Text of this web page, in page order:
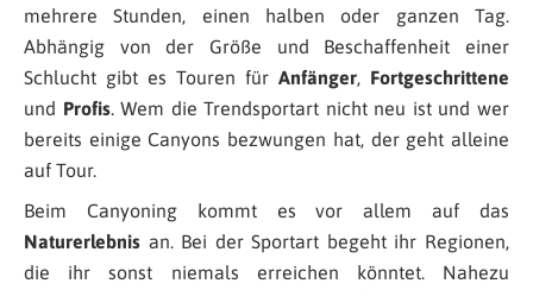
mehrere Stunden, einen halben oder ganzen Tag.
Abhängig von der Größe und Beschaffenheit einer
Schlucht gibt es Touren für Anfänger, Fortgeschrittene
und Profis. Wem die Trendsportart nicht neu ist und wer
bereits einige Canyons bezwungen hat, der geht alleine
auf Tour.
Beim Canyoning kommt es vor allem auf das
Naturerlebnis an. Bei der Sportart begeht ihr Regionen,
die ihr sonst niemals erreichen könntet. Nahezu